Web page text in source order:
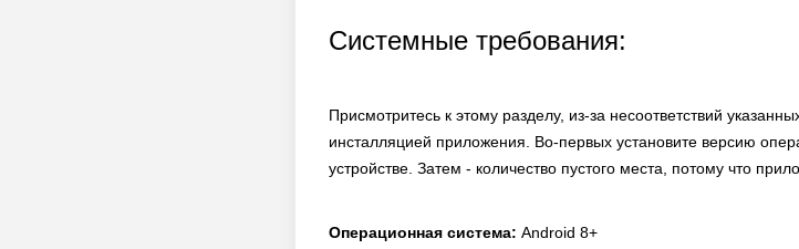
Системные требования:
Присмотритесь к этому разделу, из-за несоответствий
инсталляцией приложения. Во-первых установите версию
устройстве. Затем - количество пустого места, потому что
Операционная система: Android 8+